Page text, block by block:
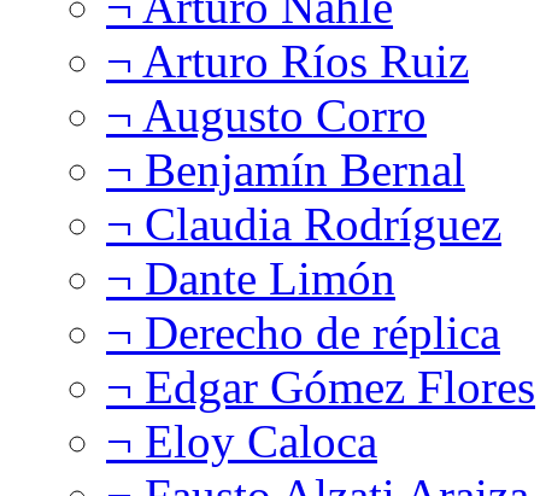
¬ Arturo Ríos Ruiz
¬ Augusto Corro
¬ Benjamín Bernal
¬ Claudia Rodríguez
¬ Dante Limón
¬ Derecho de réplica
¬ Edgar Gómez Flores
¬ Eloy Caloca